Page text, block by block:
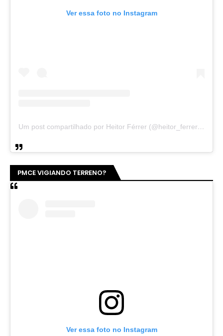
Ver essa foto no Instagram
Um post compartilhado por Heitor Férrer (@heitor_ferrer77)
PMCE VIGIANDO TERRENO?
Ver essa foto no Instagram